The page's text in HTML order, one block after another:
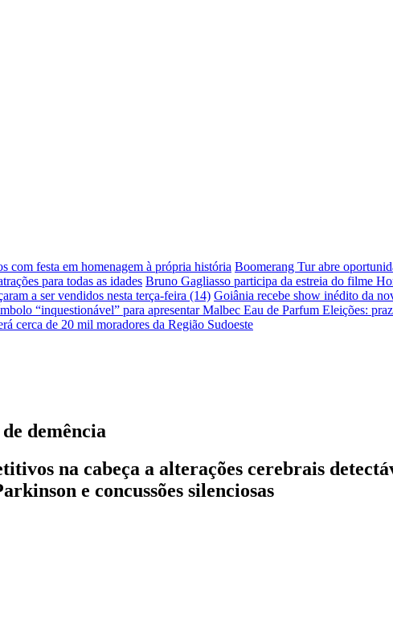
com festa em homenagem à própria história Boomerang Tur abre
para todas as idades Bruno Gagliasso participa da estreia do filme
a ser vendidos nesta terça-feira (14) Goiânia recebe show inédito da
“inquestionável” para apresentar Malbec Eau de Parfum Eleições:
cerca de 20 mil moradores da Região Sudoeste
demência
na cabeça a alterações cerebrais
e concussões silenciosas